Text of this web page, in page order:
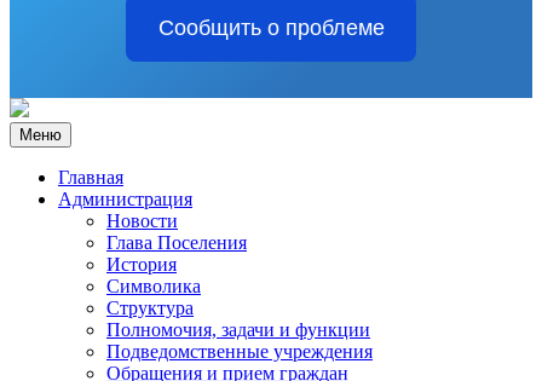
Сообщить о проблеме
Меню
Главная
Администрация
Новости
Глава Поселения
История
Символика
Структура
Полномочия, задачи и функции
Подведомственные учреждения
Обращения и прием граждан